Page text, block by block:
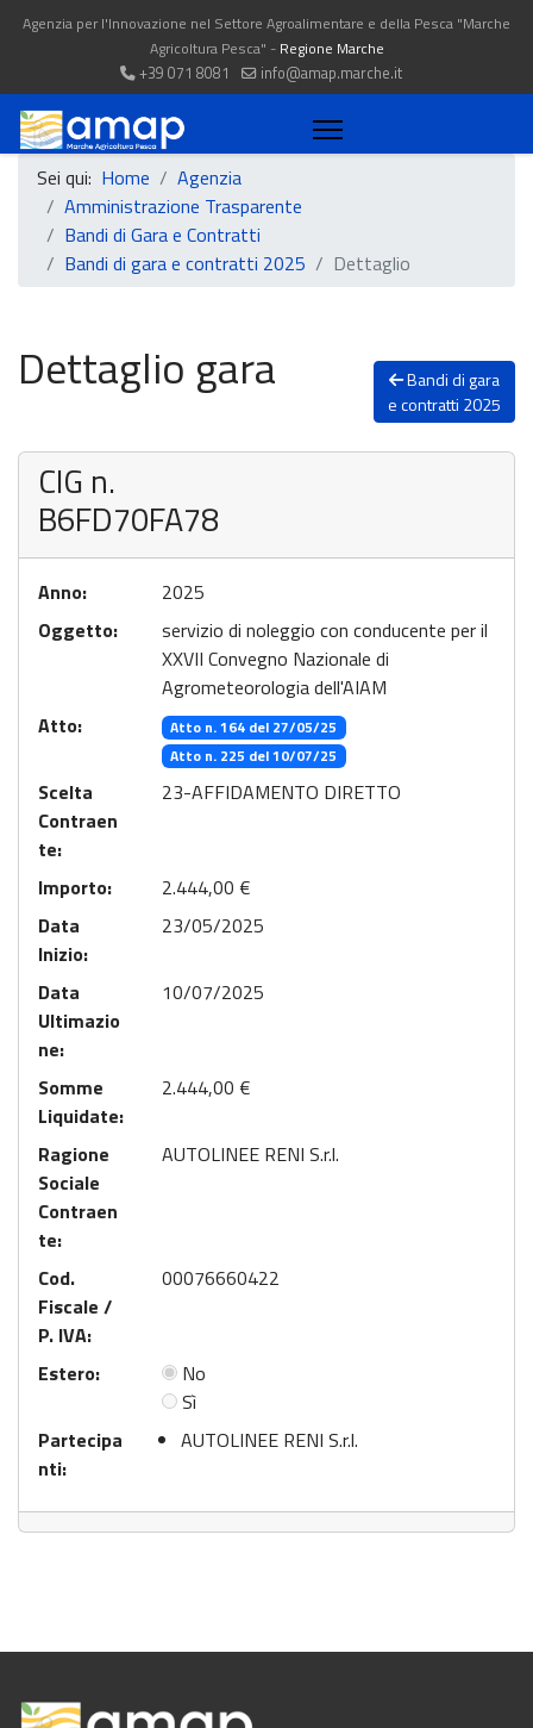
Agenzia per l'Innovazione nel Settore Agroalimentare e della Pesca "Marche
Agricoltura Pesca" - Regione Marche
+39 071 8081
info@amap.marche.it
Sei qui: Home
Agenzia
Amministrazione Trasparente
Bandi di Gara e Contratti
Bandi di gara e contratti 2025
Dettaglio
Dettaglio gara
Bandi di gara
e contratti 2025
CIG n.
B6FD70FA78
Anno:
2025
Oggetto:
servizio di noleggio con conducente per il
XXVII Convegno Nazionale di
Agrometeorologia dell'AIAM
Atto:
Atto n. 164 del 27/05/25
Atto n. 225 del 10/07/25
Scelta
Contraen
te:
23-AFFIDAMENTO DIRETTO
Importo:
2.444,00 €
Data
Inizio:
23/05/2025
Data
Ultimazio
ne:
10/07/2025
Somme
Liquidate:
2.444,00 €
Ragione
Sociale
Contraen
te:
AUTOLINEE RENI S.r.l.
Cod.
Fiscale /
P. IVA:
00076660422
Estero:
No
Sì
Partecipa
nti:
AUTOLINEE RENI S.r.l.